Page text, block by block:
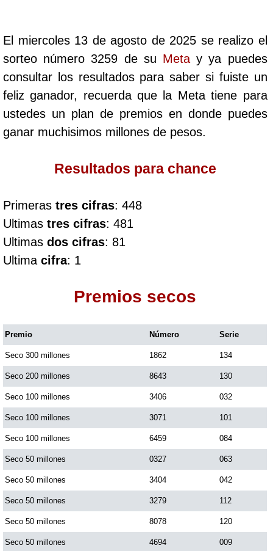
Cafeterito Noche
Caribeña Día
Caribeña Noche
Culona día
Culona noche
Dorado Mañana
Dorado Noche
Fantástica Día
Fantástica Noche
Motilon Tarde
Motilon Noche
El miercoles 13 de agosto de 2025 se realizo el
sorteo número 3259 de su Metay ya puedes
consultar los resultados para saber si fuiste un
feliz ganador, recuerda que la Meta tiene para
ustedes un plan de premios en donde puedes
ganar muchisimos millones de pesos.
Resultados para chance
Primeras tres cifras: 448
Ultimas tres cifras: 481
Ultimas dos cifras: 81
Ultima cifra: 1
Premios secos
Premio Número Serie
Seco 300 millones 1862 134
Seco 200 millones 8643 130
Seco 100 millones 3406 032
Seco 100 millones 3071 101
Seco 100 millones 6459 084
Seco 50 millones 0327 063
Seco 50 millones 3404 042
Seco 50 millones 3279 112
Seco 50 millones 8078 120
Seco 50 millones 4694 009